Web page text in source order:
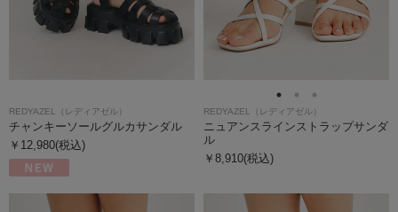
REDYAZEL（レディアゼル）
チャンキーソールグルカサンダル
￥12,980(税込)
REDYAZEL（レディアゼル）
ニュアンスラインストラップサンダ
ル
￥8,910(税込)